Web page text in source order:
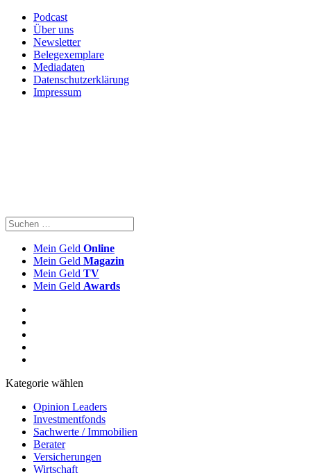
Podcast
Über uns
Newsletter
Belegexemplare
Mediadaten
Datenschutzerklärung
Impressum
Mein Geld Online
Mein Geld Magazin
Mein Geld TV
Mein Geld Awards
Kategorie wählen
Opinion Leaders
Investmentfonds
Sachwerte / Immobilien
Berater
Versicherungen
Wirtschaft